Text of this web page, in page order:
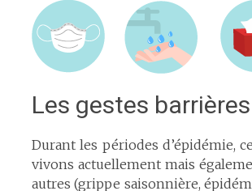
Les gestes barrières
Durant les périodes d’épidémie,
vivons actuellement mais
autres (grippe saisonnière,